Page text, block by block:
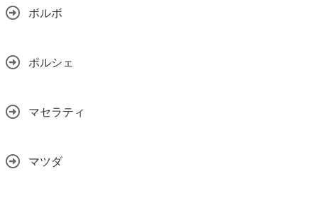
ボルボ
ポルシェ
マセラティ
マツダ